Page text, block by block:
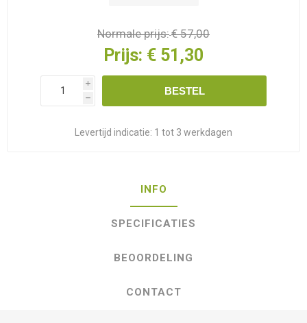
Normale prijs:€ 57,00
Prijs: € 51,30
i
h
BESTEL
Levertijd indicatie: 1 tot 3 werkdagen
INFO
SPECIFICATIES
BEOORDELING
CONTACT